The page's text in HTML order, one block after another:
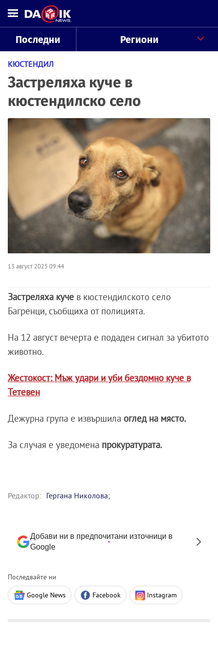
Последни Региони
КЮСТЕНДИЛ
Застреляха куче в
кюстендилско село
13 август 2025 09:44
Застреляха куче в кюстендилското село
Багренци, съобщиха от полицията.
На 12 август вечерта е подаден сигнал за убитото
животно.
Жестокост: Мъж удари и уби бездомно куче в
Тетевен
Дежурна група е извършила оглед на място.
За случая е уведомена прокуратурата.
Редактор: Гергана Николова;
Добави ни в предпочитани източници в
Google
Последвайте ни
Google News Facebook Instagram